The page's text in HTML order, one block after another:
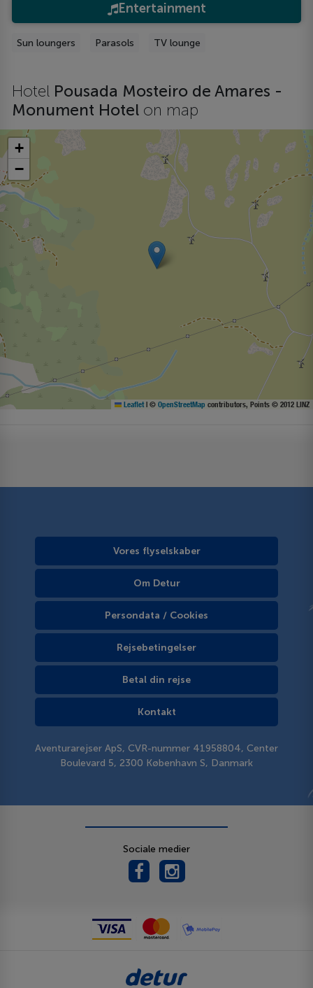
Entertainment
Sun loungers Parasols TV lounge
Hotel Pousada Mosteiro de Amares -
Monument Hotel on map
+
−
Leaflet | © OpenStreetMap contributors, Points © 2012 LINZ
Vores flyselskaber
Om Detur
Persondata / Cookies
Rejsebetingelser
Betal din rejse
Kontakt
Aventurarejser ApS, CVR-nummer 41958804, Center
Boulevard 5, 2300 København S, Danmark
Sociale medier